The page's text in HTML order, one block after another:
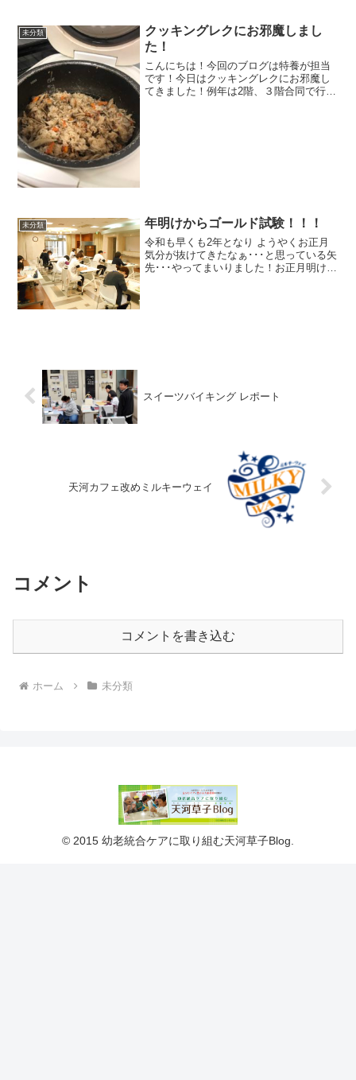
未分類
クッキングレクにお邪魔しまし
た！
こんにちは！今回のブログは特養が担当
です！今日はクッキングレクにお邪魔し
てきました！例年は2階、３階合同で行わ
未分類 年明けからゴールド試験！！！
令和も早くも2年となり ようやくお正月
気分が抜けてきたなぁ･･･と思っている矢
先･･･やってまいりました！お正月明けの
スイーツバイキング レポート
天河カフェ改めミルキーウェイ
コメント
コメントを書き込む
ホーム 未分類
© 2015 幼老統合ケアに取り組む天河草子Blog.